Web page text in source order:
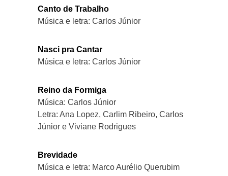
Canto de Trabalho
Música e letra: Carlos Júnior
Nasci pra Cantar
Música e letra: Carlos Júnior
Reino da Formiga
Música: Carlos Júnior
Letra: Ana Lopez, Carlim Ribeiro, Carlos
Júnior e Viviane Rodrigues
Brevidade
Música e letra: Marco Aurélio Querubim